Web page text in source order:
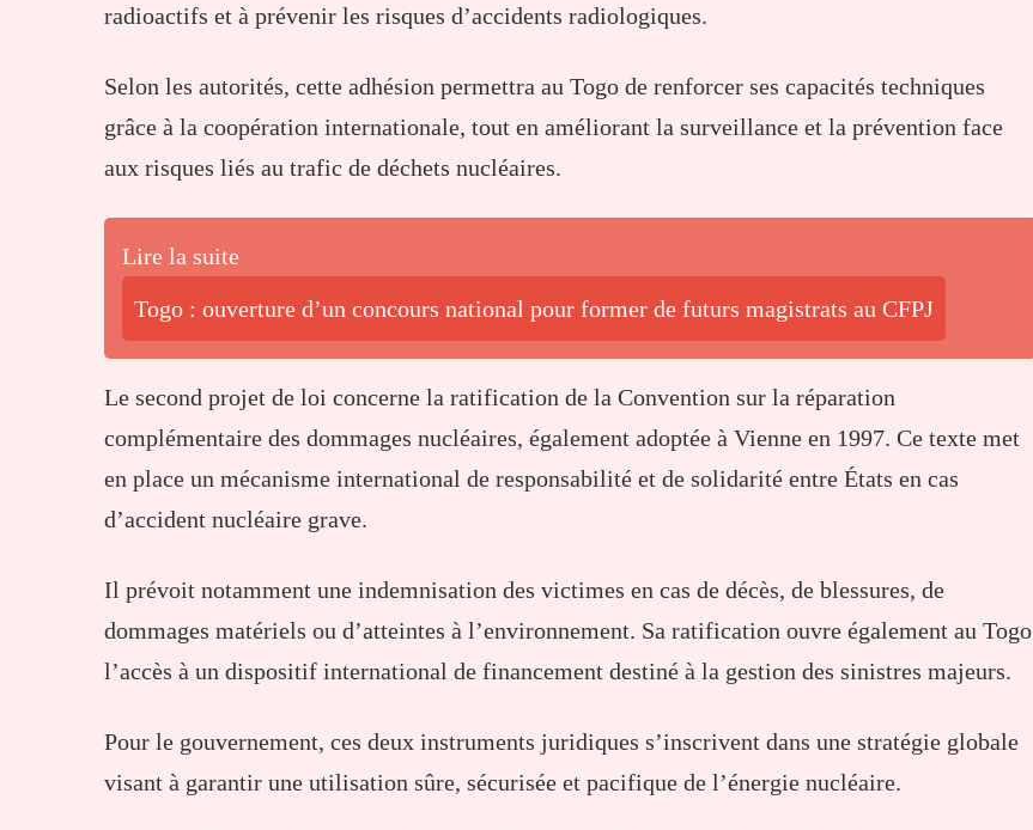
radioactifs et à prévenir les risques d’accidents radiologiques.
Selon les autorités, cette adhésion permettra au Togo de renforcer ses capacités techniques
grâce à la coopération internationale, tout en améliorant la surveillance et la prévention face
aux risques liés au trafic de déchets nucléaires.
Lire la suite
Togo : ouverture d’un concours national pour former de futurs magistrats au CFPJ
Le second projet de loi concerne la ratification de la Convention sur la réparation
complémentaire des dommages nucléaires, également adoptée à Vienne en 1997. Ce texte met
en place un mécanisme international de responsabilité et de solidarité entre États en cas
d’accident nucléaire grave.
Il prévoit notamment une indemnisation des victimes en cas de décès, de blessures, de
dommages matériels ou d’atteintes à l’environnement. Sa ratification ouvre également au Togo
l’accès à un dispositif international de financement destiné à la gestion des sinistres majeurs.
Pour le gouvernement, ces deux instruments juridiques s’inscrivent dans une stratégie globale
visant à garantir une utilisation sûre, sécurisée et pacifique de l’énergie nucléaire.